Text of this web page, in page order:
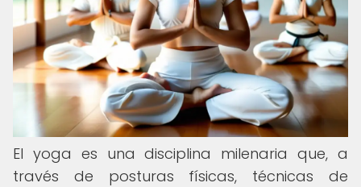
El yoga es una disciplina milenaria que, a
través de posturas físicas, técnicas de